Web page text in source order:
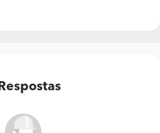
Respostas